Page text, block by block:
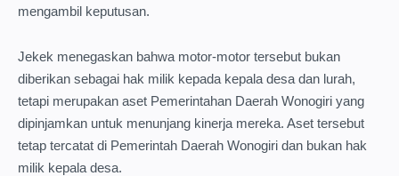
mengambil keputusan.
Jekek menegaskan bahwa motor-motor tersebut bukan
diberikan sebagai hak milik kepada kepala desa dan lurah,
tetapi merupakan aset Pemerintahan Daerah Wonogiri yang
dipinjamkan untuk menunjang kinerja mereka. Aset tersebut
tetap tercatat di Pemerintah Daerah Wonogiri dan bukan hak
milik kepala desa.